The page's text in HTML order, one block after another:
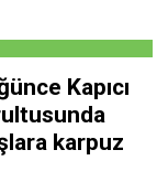
Kapıcı
karpuz